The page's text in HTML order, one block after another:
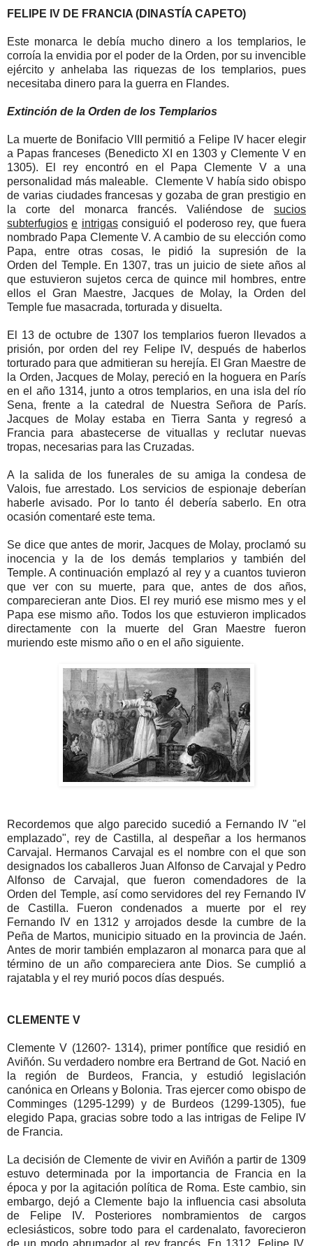
FELIPE IV DE FRANCIA (DINASTÍA CAPETO)
Este monarca le debía mucho dinero a los templarios, le
corroía la envidia por el poder de la Orden, por su invencible
ejército y anhelaba las riquezas de los templarios, pues
necesitaba dinero para la guerra en Flandes.
Extinción de la Orden de los Templarios
La muerte de Bonifacio VIII permitió a Felipe IV hacer elegir
a Papas franceses (Benedicto XI en 1303 y Clemente V en
1305). El rey encontró en el Papa Clemente V a una
personalidad más maleable. Clemente V había sido obispo
de varias ciudades francesas y gozaba de gran prestigio en
la corte del monarca francés. Valiéndose de sucios
subterfugios e intrigasconsiguió el poderoso rey, que fuera
nombrado Papa Clemente V. A cambio de su elección como
Papa, entre otras cosas, le pidió la supresión de
la
Orden del Temple. En 1307, tras un juicio de siete años al
que estuvieron sujetos cerca de quince mil hombres, entre
ellos el Gran Maestre, Jacques de Molay, la Orden del
Temple fue masacrada, torturada y disuelta.
El 13 de octubre de 1307 los templarios fueron llevados a
prisión, por orden del rey Felipe IV, después de haberlos
torturado para que admitieran su herejía. El Gran Maestre de
la Orden, Jacques de Molay, pereció en la hoguera en París
en el año 1314, junto a otros templarios, en una isla del río
Sena, frente a la catedral de Nuestra Señora de París.
Jacques de Molay estaba en Tierra Santa y regresó a
Francia para abastecerse de vituallas y reclutar nuevas
tropas, necesarias para las Cruzadas.
A la salida de los funerales de su amiga la condesa de
Valois, fue arrestado. Los servicios de espionaje deberían
haberle avisado. Por lo tanto él debería saberlo. En otra
ocasión comentaré este tema.
Se dice que antes de morir, Jacques de Molay, proclamó su
inocencia y la de los demás templarios y también del
Temple. A continuación emplazó al rey y a cuantos tuvieron
que ver con su muerte, para que, antes de dos años,
comparecieran ante Dios. El rey murió ese mismo mes y el
Papa ese mismo año. Todos los que estuvieron implicados
directamente con la muerte del Gran Maestre fueron
muriendo este mismo año o en el año siguiente.
Recordemos que algo parecido sucedió a Fernando IV "el
emplazado", rey de Castilla, al despeñar a los hermanos
Carvajal. Hermanos Carvajal es el nombre con el que son
designados los caballeros Juan Alfonso de Carvajal y Pedro
Alfonso de Carvajal, que fueron comendadores de
la
Orden del Temple, así como servidores del rey Fernando IV
de Castilla. Fueron condenados a muerte por el rey
Fernando IV en 1312 y arrojados desde la cumbre de
la
Peña de Martos, municipio situado en la provincia de Jaén.
Antes de morir también emplazaron al monarca para que al
término de un año compareciera ante Dios. Se cumplió a
rajatabla y el rey murió pocos días después.
CLEMENTE V
Clemente V (1260?- 1314), primer pontífice que residió en
Aviñón. Su verdadero nombre era Bertrand de Got. Nació en
la región de Burdeos, Francia, y estudió legislación
canónica en Orleans y Bolonia. Tras ejercer como obispo de
Comminges (1295-1299) y de Burdeos (1299-1305), fue
elegido Papa, gracias sobre todo a las intrigas de Felipe IV
de Francia.
La decisión de Clemente de vivir en Aviñón a partir de 1309
estuvo determinada por la importancia de Francia en la
época y por la agitación política de Roma. Este cambio, sin
embargo, dejó a Clemente bajo la influencia casi absoluta
de Felipe IV. Posteriores nombramientos de cargos
eclesiásticos, sobre todo para el cardenalato, favorecieron
de un modo abrumador al rey francés. En 1312, Felipe IV,